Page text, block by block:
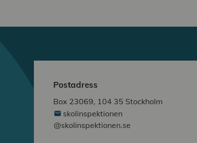
Postadress
Box 23069, 104 35 Stockholm
skolinspektionen
@skolinspektionen.se